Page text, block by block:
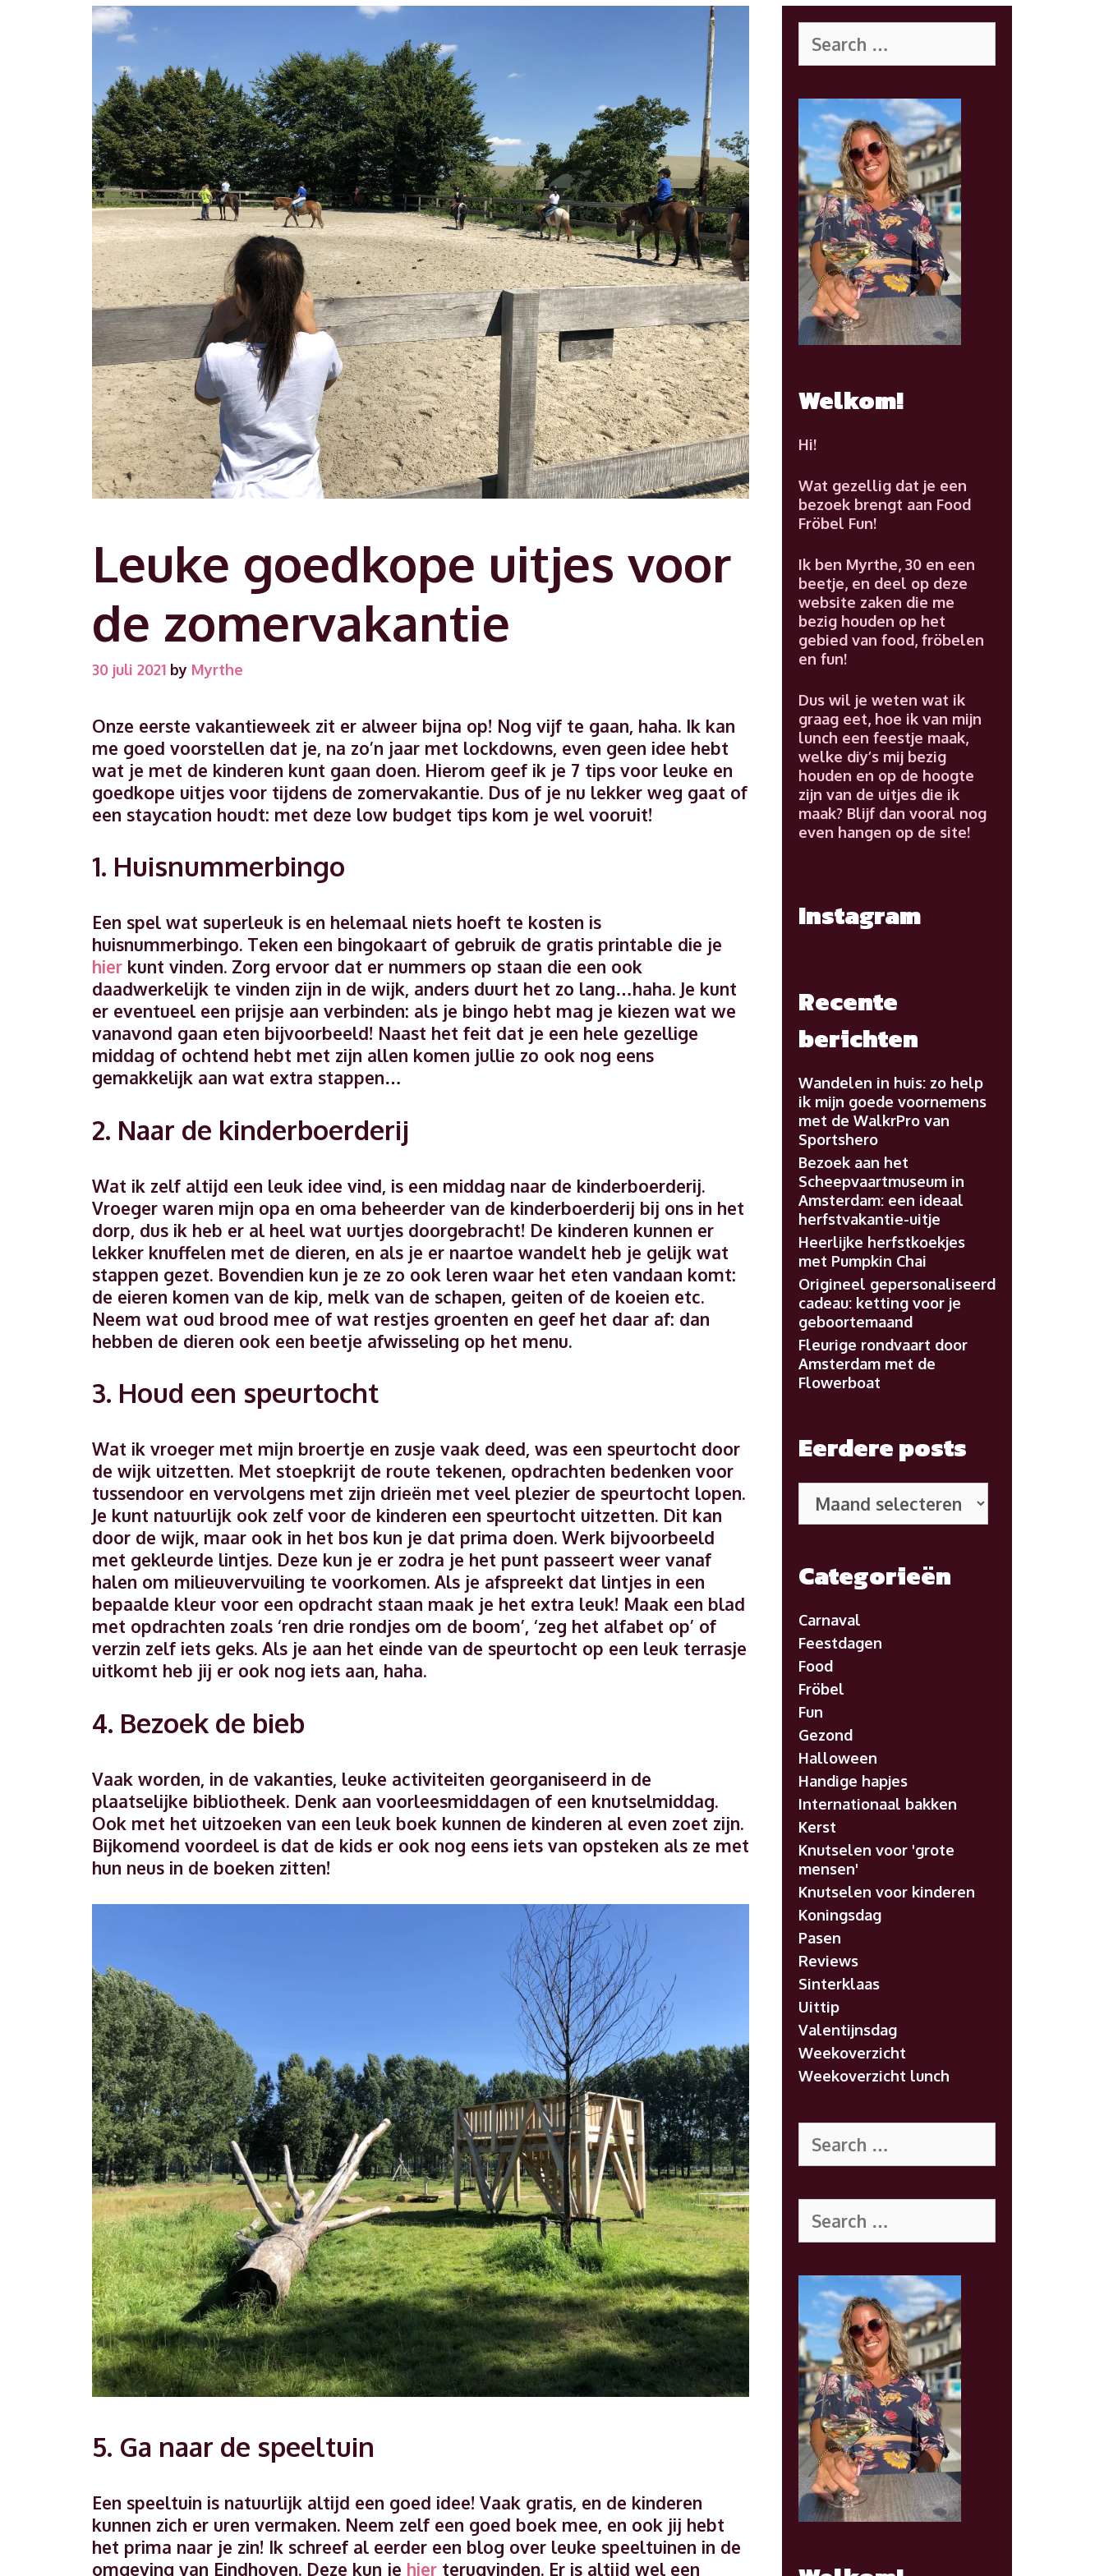
Leuke goedkope uitjes voor
de zomervakantie
30 juli 2021 by Myrthe
Onze eerste vakantieweek zit er alweer bijna op! Nog vijf te gaan, haha. Ik kan
me goed voorstellen dat je, na zo’n jaar met lockdowns, even geen idee hebt
wat je met de kinderen kunt gaan doen. Hierom geef ik je 7 tips voor leuke en
goedkope uitjes voor tijdens de zomervakantie. Dus of je nu lekker weg gaat of
een staycation houdt: met deze low budget tips kom je wel vooruit!
1. Huisnummerbingo
Een spel wat superleuk is en helemaal niets hoeft te kosten is
huisnummerbingo. Teken een bingokaart of gebruik de gratis printable die je
hier kunt vinden. Zorg ervoor dat er nummers op staan die een ook
daadwerkelijk te vinden zijn in de wijk, anders duurt het zo lang…haha. Je kunt
er eventueel een prijsje aan verbinden: als je bingo hebt mag je kiezen wat we
vanavond gaan eten bijvoorbeeld! Naast het feit dat je een hele gezellige
middag of ochtend hebt met zijn allen komen jullie zo ook nog eens
gemakkelijk aan wat extra stappen…
2. Naar de kinderboerderij
Wat ik zelf altijd een leuk idee vind, is een middag naar de kinderboerderij.
Vroeger waren mijn opa en oma beheerder van de kinderboerderij bij ons in het
dorp, dus ik heb er al heel wat uurtjes doorgebracht! De kinderen kunnen er
lekker knuffelen met de dieren, en als je er naartoe wandelt heb je gelijk wat
stappen gezet. Bovendien kun je ze zo ook leren waar het eten vandaan komt:
de eieren komen van de kip, melk van de schapen, geiten of de koeien etc.
Neem wat oud brood mee of wat restjes groenten en geef het daar af: dan
hebben de dieren ook een beetje afwisseling op het menu.
3. Houd een speurtocht
Wat ik vroeger met mijn broertje en zusje vaak deed, was een speurtocht door
de wijk uitzetten. Met stoepkrijt de route tekenen, opdrachten bedenken voor
tussendoor en vervolgens met zijn drieën met veel plezier de speurtocht lopen.
Je kunt natuurlijk ook zelf voor de kinderen een speurtocht uitzetten. Dit kan
door de wijk, maar ook in het bos kun je dat prima doen. Werk bijvoorbeeld
met gekleurde lintjes. Deze kun je er zodra je het punt passeert weer vanaf
halen om milieuvervuiling te voorkomen. Als je afspreekt dat lintjes in een
bepaalde kleur voor een opdracht staan maak je het extra leuk! Maak een blad
met opdrachten zoals ‘ren drie rondjes om de boom’, ‘zeg het alfabet op’ of
verzin zelf iets geks. Als je aan het einde van de speurtocht op een leuk terrasje
uitkomt heb jij er ook nog iets aan, haha.
4. Bezoek de bieb
Vaak worden, in de vakanties, leuke activiteiten georganiseerd in de
plaatselijke bibliotheek. Denk aan voorleesmiddagen of een knutselmiddag.
Ook met het uitzoeken van een leuk boek kunnen de kinderen al even zoet zijn.
Bijkomend voordeel is dat de kids er ook nog eens iets van opsteken als ze met
hun neus in de boeken zitten!
5. Ga naar de speeltuin
Een speeltuin is natuurlijk altijd een goed idee! Vaak gratis, en de kinderen
kunnen zich er uren vermaken. Neem zelf een goed boek mee, en ook jij hebt
het prima naar je zin! Ik schreef al eerder een blog over leuke speeltuinen in de
omgeving van Eindhoven. Deze kun je hier terugvinden. Er is altijd wel een
for:
Welkom!
Hi!
Wat gezellig dat je een
bezoek brengt aan Food
Fröbel Fun!
Ik ben Myrthe, 30 en een
beetje, en deel op deze
website zaken die me
bezig houden op het
gebied van food, fröbelen
en fun!
Dus wil je weten wat ik
graag eet, hoe ik van mijn
lunch een feestje maak,
welke diy’s mij bezig
houden en op de hoogte
zijn van de uitjes die ik
maak? Blijf dan vooral nog
even hangen op de site!
Instagram
Recente
berichten
Wandelen in huis: zo help
ik mijn goede voornemens
met de WalkrPro van
Sportshero
Bezoek aan het
Scheepvaartmuseum in
Amsterdam: een ideaal
herfstvakantie-uitje
Heerlijke herfstkoekjes
met Pumpkin Chai
Origineel gepersonaliseerd
cadeau: ketting voor je
geboortemaand
Fleurige rondvaart door
Amsterdam met de
Flowerboat
Eerdere posts
posts
Categorieën
Carnaval
Feestdagen
Food
Fröbel
Fun
Gezond
Halloween
Handige hapjes
Internationaal bakken
Kerst
Knutselen voor 'grote
mensen'
Knutselen voor kinderen
Koningsdag
Pasen
Reviews
Sinterklaas
Uittip
Valentijnsdag
Weekoverzicht
Weekoverzicht lunch
for:
for: